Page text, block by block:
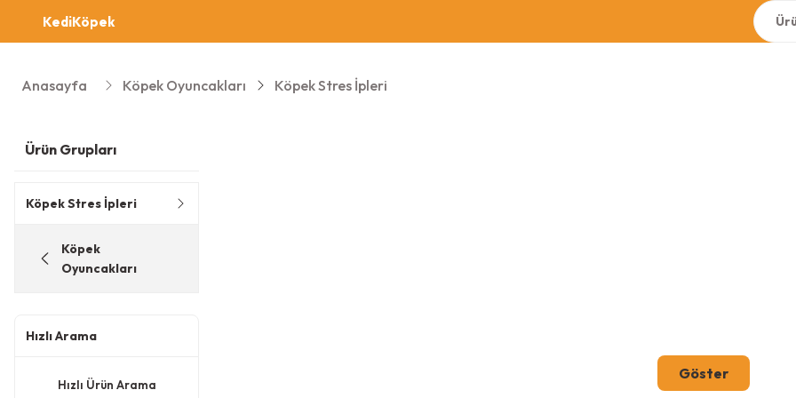
KediKöpek
Anasayfa Köpek Oyuncakları Köpek Stres İpleri
Ürün Grupları
Köpek Stres İpleri
Köpek
Oyuncakları
Hızlı Arama
Hızlı Ürün Arama